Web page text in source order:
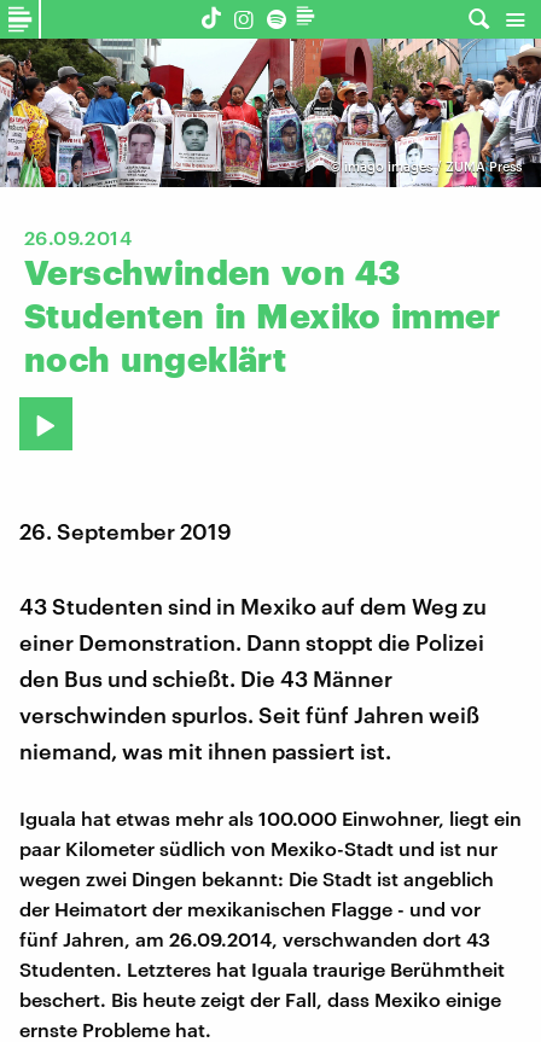
©imago images / ZUMA Press
26.09.2014
Verschwinden von 43
Studenten in Mexiko immer
noch ungeklärt
26. September 2019
43 Studenten sind in Mexiko auf dem Weg zu
einer Demonstration. Dann stoppt die Polizei
den Bus und schießt. Die 43 Männer
verschwinden spurlos. Seit fünf Jahren weiß
niemand, was mit ihnen passiert ist.
Iguala hat etwas mehr als 100.000 Einwohner, liegt ein
paar Kilometer südlich von Mexiko-Stadt und ist nur
wegen zwei Dingen bekannt: Die Stadt ist angeblich
der Heimatort der mexikanischen Flagge - und vor
fünf Jahren, am 26.09.2014, verschwanden dort 43
Studenten. Letzteres hat Iguala traurige Berühmtheit
beschert. Bis heute zeigt der Fall, dass Mexiko einige
ernste Probleme hat.